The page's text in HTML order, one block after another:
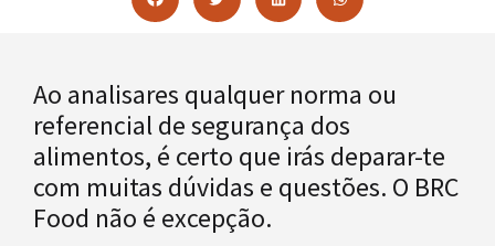
Ao analisares qualquer norma ou
referencial de segurança dos
alimentos, é certo que irás deparar-te
com muitas dúvidas e questões. O BRC
Food não é excepção.